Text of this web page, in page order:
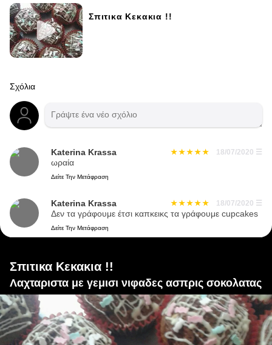
Σπιτικα Κεκακια !!
Σχόλια
Katerina Krassa 18/07/2020 ☰
ωραία
Δείτε Την Μετάφραση
Katerina Krassa 18/07/2020 ☰
Δεν τα γράφουμε έτσι καπκεικς τα γράφουμε cupcakes
Δείτε Την Μετάφραση
Σπιτικα Κεκακια !!
Λαχταριστα με γεμισι νιφαδες ασπρις σοκολατας